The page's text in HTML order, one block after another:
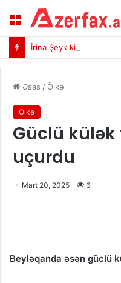
Menu
İrina Şeyk kiçik bikinidə
Əsas /Ölkə
Ölkə
Güclü külək
uçurdu
Mart 20, 2025 6
Beyləqanda əsən güclü